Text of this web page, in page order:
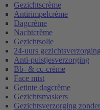
Gezichtscrème
Antirimpelcrème
Dagcrème
Nachtcrème
Gezichtsolie
24-uurs gezichtsverzorging
Anti-puistjesverzorging
Bb- & cc-crème
Face mist
Getinte dagcrème
Gezichtsmaskers
Gezichtsverzorging